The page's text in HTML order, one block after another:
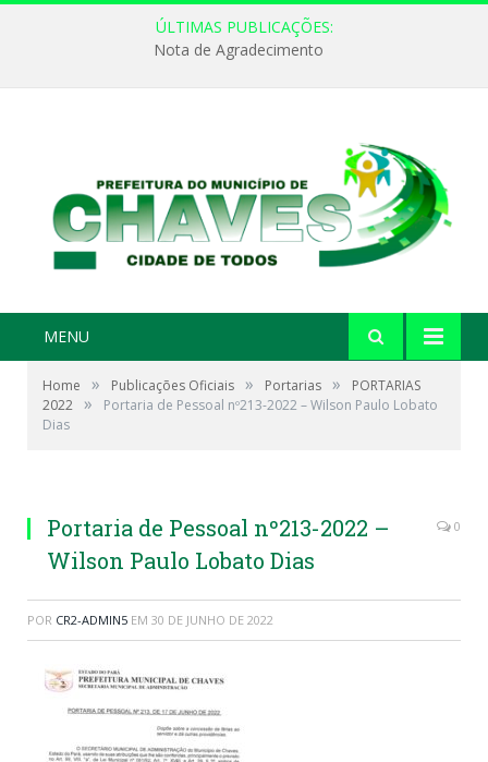
ÚLTIMAS PUBLICAÇÕES:
Nota de Agradecimento
MENU
Home » Publicações Oficiais » Portarias »
PORTARIAS
2022 »
Portaria de Pessoal nº213-2022 – Wilson Paulo Lobato
Dias
Portaria de Pessoal nº213-2022 –
Wilson Paulo Lobato Dias
0
POR CR2-ADMIN5 EM 30 DE JUNHO DE 2022